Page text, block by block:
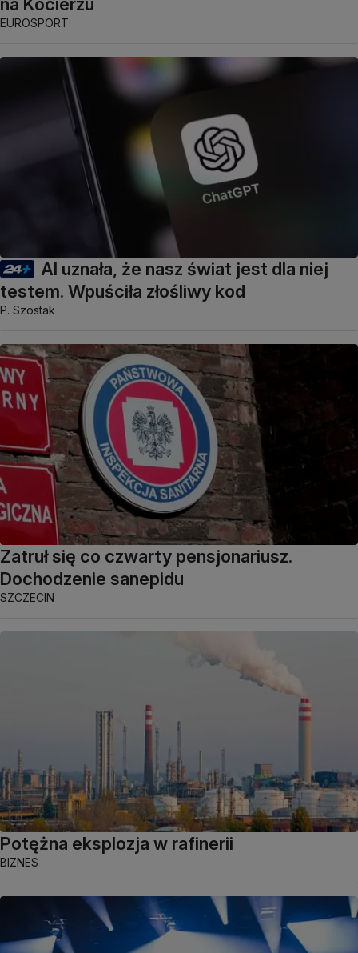
EUROSPORT
AI uznała, że nasz świat jest dla niej
testem. Wpuściła złośliwy kod
P. Szostak
Zatruł się co czwarty pensjonariusz.
Dochodzenie sanepidu
SZCZECIN
Potężna eksplozja w rafinerii
BIZNES